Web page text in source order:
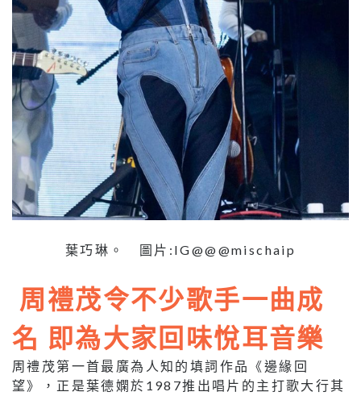
葉巧琳。 圖片:IG@@@mischaip
周禮茂令不少歌手一曲成
名 即為大家回味悅耳音樂
周禮茂第一首最廣為人知的填詞作品《邊緣回
望》，正是葉德嫻於 1987推出唱片的主打歌大行其